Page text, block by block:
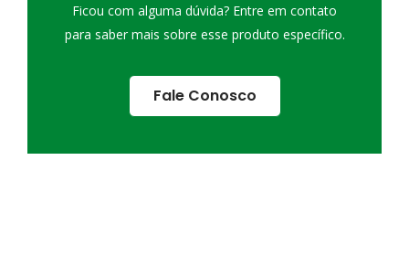
Ficou com alguma dúvida? Entre em contato
para saber mais sobre esse produto específico.
Fale Conosco